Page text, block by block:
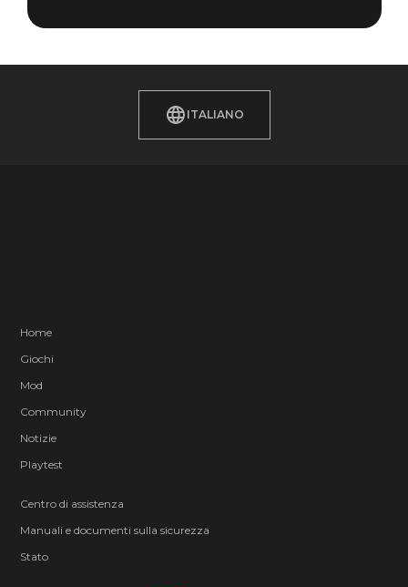
ITALIANO
Home
Giochi
Mod
Community
Notizie
Playtest
Centro di assistenza
Manuali e documenti sulla sicurezza
Stato